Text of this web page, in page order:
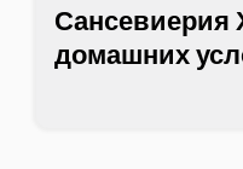
Сансевиерия
домашних